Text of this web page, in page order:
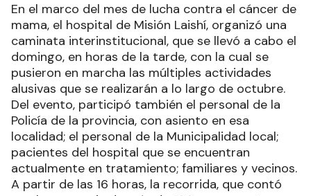
En el marco del mes de lucha contra el cáncer de
mama, el hospital de Misión Laishí, organizó una
caminata interinstitucional, que se llevó a cabo el
domingo, en horas de la tarde, con la cual se
pusieron en marcha las múltiples actividades
alusivas que se realizarán a lo largo de octubre.
Del evento, participó también el personal de la
Policía de la provincia, con asiento en esa
localidad; el personal de la Municipalidad local;
pacientes del hospital que se encuentran
actualmente en tratamiento; familiares y vecinos.
A partir de las 16 horas, la recorrida, que contó